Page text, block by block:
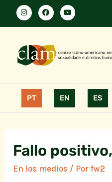
PT EN ES
Fallo
En los medios / Porfw2